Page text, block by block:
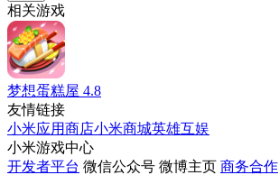
相关游戏
梦想蛋糕屋 4.8
友情链接
小米应用商店小米商城英雄互娱
小米游戏中心
开发者平台 微信公众号 微博主页 商务合作